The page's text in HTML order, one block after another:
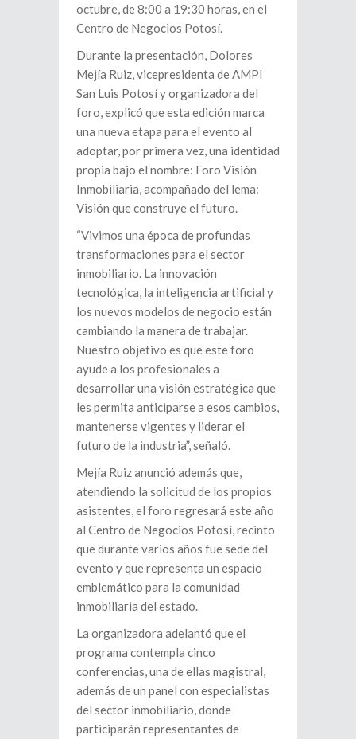
octubre, de 8:00 a 19:30 horas, en el
Centro de Negocios Potosí.
Durante la presentación, Dolores
Mejía Ruiz, vicepresidenta de AMPI
San Luis Potosí y organizadora del
foro, explicó que esta edición marca
una nueva etapa para el evento al
adoptar, por primera vez, una identidad
propia bajo el nombre: Foro Visión
Inmobiliaria, acompañado del lema:
Visión que construye el futuro.
“Vivimos una época de profundas
transformaciones para el sector
inmobiliario. La innovación
tecnológica, la inteligencia artificial y
los nuevos modelos de negocio están
cambiando la manera de trabajar.
Nuestro objetivo es que este foro
ayude a los profesionales a
desarrollar una visión estratégica que
les permita anticiparse a esos cambios,
mantenerse vigentes y liderar el
futuro de la industria”, señaló.
Mejía Ruiz anunció además que,
atendiendo la solicitud de los propios
asistentes, el foro regresará este año
al Centro de Negocios Potosí, recinto
que durante varios años fue sede del
evento y que representa un espacio
emblemático para la comunidad
inmobiliaria del estado.
La organizadora adelantó que el
programa contempla cinco
conferencias, una de ellas magistral,
además de un panel con especialistas
del sector inmobiliario, donde
participarán representantes de